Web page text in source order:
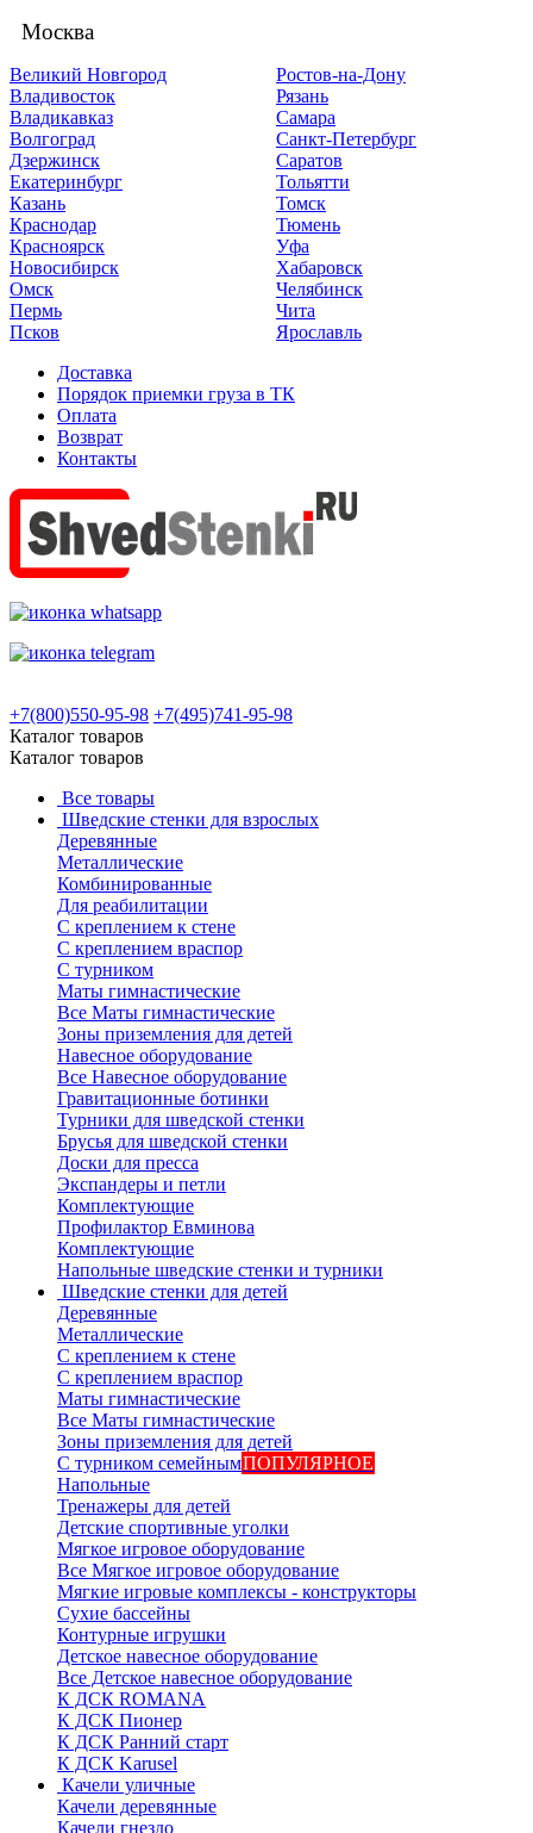
Москва
Великий Новгород
Владивосток
Владикавказ
Волгоград
Дзержинск
Екатеринбург
Казань
Краснодар
Красноярск
Новосибирск
Омск
Пермь
Псков
Ростов-на-Дону
Рязань
Самара
Санкт-Петербург
Саратов
Тольятти
Томск
Тюмень
Уфа
Хабаровск
Челябинск
Чита
Ярославль
Доставка
Порядок приемки груза в ТК
Оплата
Возврат
Контакты
+7(800)550-95-98 +7(495)741-95-98
Каталог товаров
Каталог товаров
Все товары
Шведские стенки для взрослых
Деревянные
Металлические
Комбинированные
Для реабилитации
С креплением к стене
С креплением враспор
С турником
Маты гимнастические
Все Маты гимнастические
Зоны приземления для детей
Навесное оборудование
Все Навесное оборудование
Гравитационные ботинки
Турники для шведской стенки
Брусья для шведской стенки
Доски для пресса
Экспандеры и петли
Комплектующие
Профилактор Евминова
Комплектующие
Напольные шведские стенки и турники
Шведские стенки для детей
Деревянные
Металлические
С креплением к стене
С креплением враспор
Маты гимнастические
Все Маты гимнастические
Зоны приземления для детей
С турником семейнымПОПУЛЯРНОЕ
Напольные
Тренажеры для детей
Детские спортивные уголки
Мягкое игровое оборудование
Все Мягкое игровое оборудование
Мягкие игровые комплексы - конструкторы
Сухие бассейны
Контурные игрушки
Детское навесное оборудование
Все Детское навесное оборудование
К ДСК ROMANA
К ДСК Пионер
К ДСК Ранний старт
К ДСК Karusel
Качели уличные
Качели деревянные
Качели гнездо